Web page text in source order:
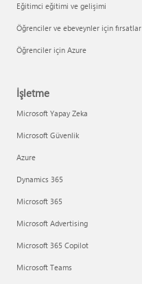
Eğitimci eğitimi ve gelişimi
Öğrenciler ve ebeveynler için fırsatlar
Öğrenciler için Azure
İşletme
Microsoft Yapay Zeka
Microsoft Güvenlik
Azure
Dynamics 365
Microsoft 365
Microsoft Advertising
Microsoft 365 Copilot
Microsoft Teams